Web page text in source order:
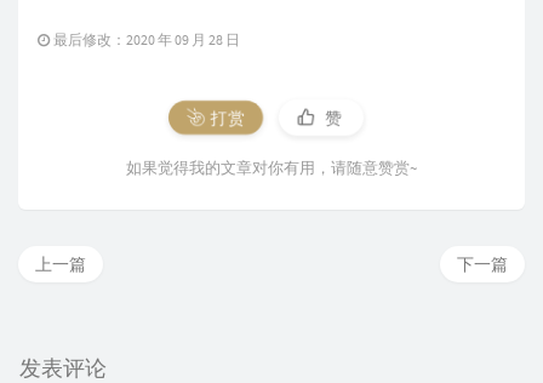
最后修改：2020 年 09 月 28 日
打赏 赞
如果觉得我的文章对你有用，请随意赞赏~
下一篇
上一篇
发表评论